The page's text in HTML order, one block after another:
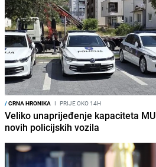
/CRNA HRONIKA I PRIJE OKO 14H
Veliko unaprijeđenje kapaciteta
novih policijskih vozila